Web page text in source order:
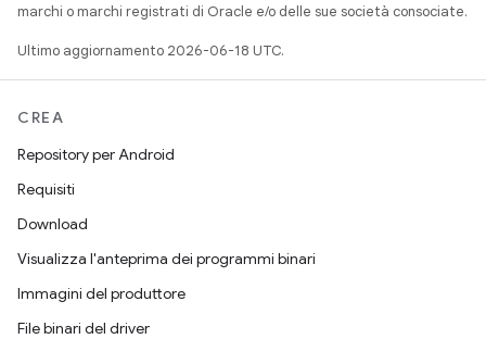
marchi o marchi registrati di Oracle e/o delle sue società consociate.
Ultimo aggiornamento 2026-06-18 UTC.
CREA
Repository per Android
Requisiti
Download
Visualizza l'anteprima dei programmi binari
Immagini del produttore
File binari del driver